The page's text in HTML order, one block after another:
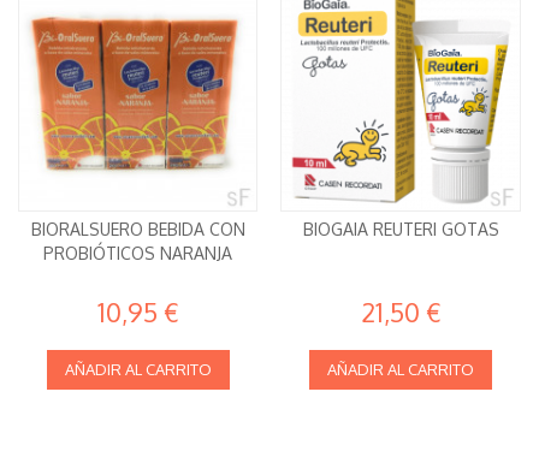
BIORALSUERO BEBIDA CON
PROBIÓTICOS NARANJA
10,95 €
AÑADIR AL CARRITO
BIOGAIA REUTERI GOTAS
21,50 €
AÑADIR AL CARRITO